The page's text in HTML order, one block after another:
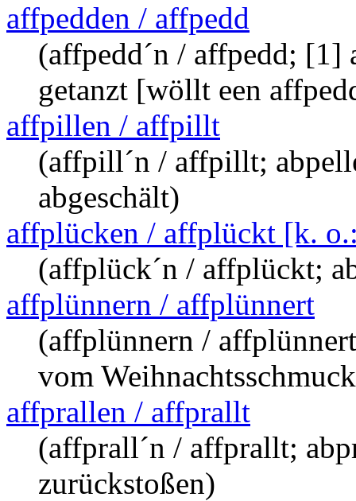
affpedden / affpedd
(affpedd´n / affpedd; [1]
getanzt [wöllt een
affpillen / affpillt
(affpill´n / affpillt;
abgeschält)
affplücken / affplückt [k.
(affplück´n / affplückt;
affplünnern / affplünnert
(affplünnern /
vom
affprallen / affprallt
(affprall´n / affprallt;
zurückstoßen)